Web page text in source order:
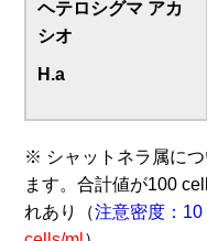
ヘテロシグマ アカ
シオ
H.a
※ シャットネラ属に
ます。合計値が100
れあり（注意密度：10